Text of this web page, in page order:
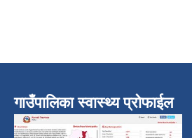
गाउँपालिका स्वास्थ्य प्रोफाईल